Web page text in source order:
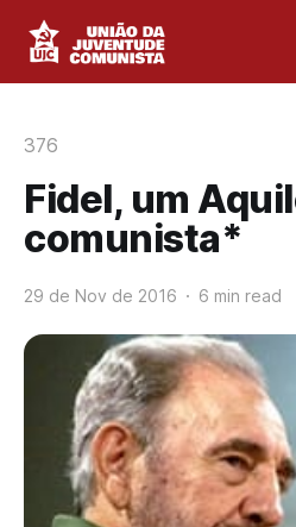
376
Fidel, um
comunista*
29 de Nov de 2016 6 min read